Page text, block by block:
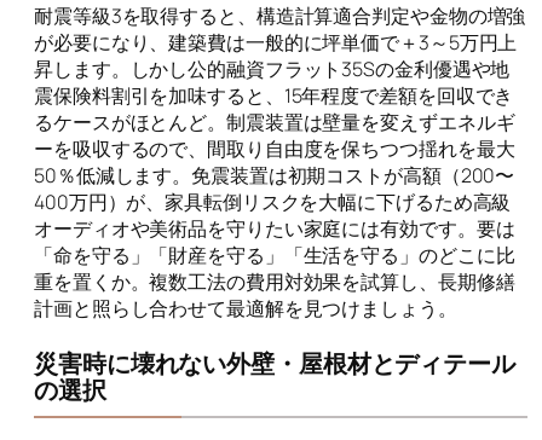
耐震等級3を取得すると、構造計算適合判定や金物の増強
が必要になり、建築費は一般的に坪単価で＋3～5万円上
昇します。しかし公的融資フラット35Sの金利優遇や地
震保険料割引を加味すると、15年程度で差額を回収でき
るケースがほとんど。制震装置は壁量を変えずエネルギ
ーを吸収するので、間取り自由度を保ちつつ揺れを最大
50％低減します。免震装置は初期コストが高額（200〜
400万円）が、家具転倒リスクを大幅に下げるため高級
オーディオや美術品を守りたい家庭には有効です。要は
「命を守る」「財産を守る」「生活を守る」のどこに比
重を置くか。複数工法の費用対効果を試算し、長期修繕
計画と照らし合わせて最適解を見つけましょう。
災害時に壊れない外壁・屋根材とディテール
の選択